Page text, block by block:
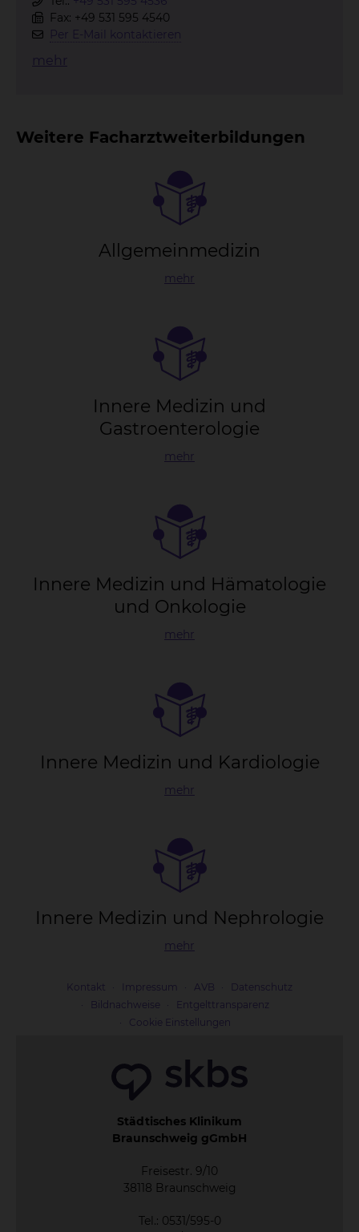
Fax: +49 531 595 4540
Per E-Mail kontaktieren
mehr
Weitere Facharztweiterbildungen
All­ge­mein­me­di­zin
mehr
In­ne­re Me­di­zin und
Gas­tro­en­te­ro­lo­gie
mehr
In­ne­re Me­di­zin und Hä­ma­to­lo­gie
und On­ko­lo­gie
mehr
In­ne­re Me­di­zin und Kar­dio­lo­gie
mehr
In­ne­re Me­di­zin und Ne­phro­lo­gie
mehr
Kontakt Impressum AVB
Datenschutz
Bildnachweise
Entgelttransparenz
Cookie Einstellungen
Städtisches Klinikum
Braunschweig gGmbH
Freisestr. 9/10
38118 Braunschweig
Tel.: 0531/595-0